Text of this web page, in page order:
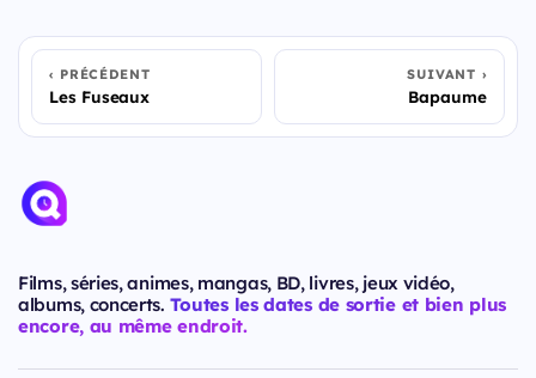
PRÉCÉDENT
Les Fuseaux
SUIVANT
Bapaume
Films, séries, animes, mangas, BD, livres, jeux vidéo,
albums, concerts. Toutes les dates de sortie et bien plus
encore, au même endroit.